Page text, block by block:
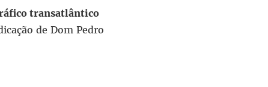
transatlântico
de Dom Pedro